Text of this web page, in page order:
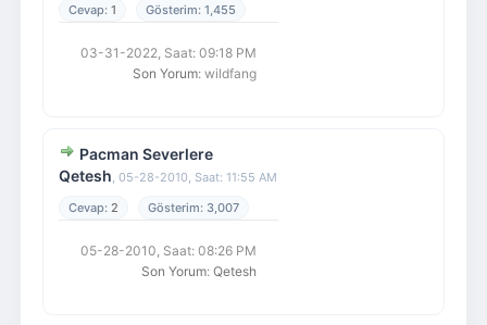
1
1,455
03-31-2022, Saat: 09:18 PM
Son Yorum: wildfang
Pacman Severlere
Qetesh, 05-28-2010, Saat: 11:55 AM
2
3,007
05-28-2010, Saat: 08:26 PM
Son Yorum: Qetesh